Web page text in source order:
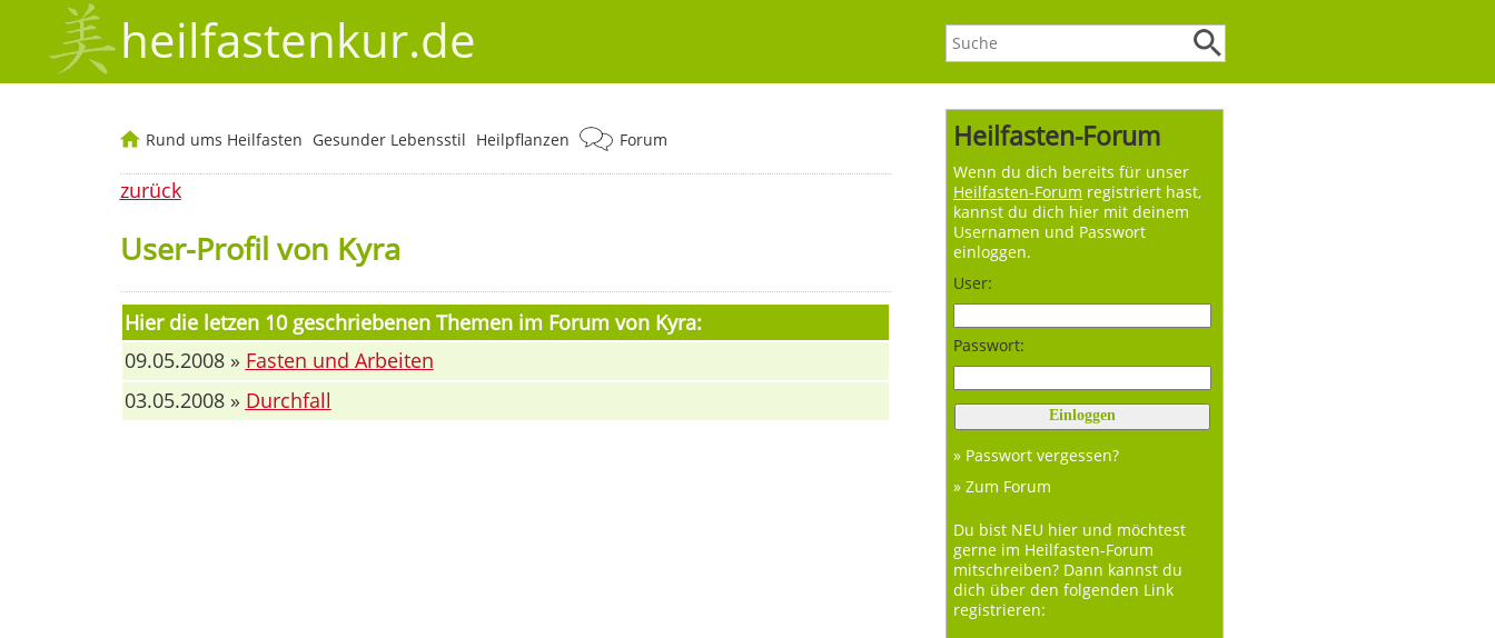
heilfastenkur.de
Heilfasten-Forum
Wenn du dich bereits für unser
Heilfasten-Forum registriert hast,
kannst du dich hier mit deinem
Usernamen und Passwort
einloggen.
User:
Passwort:
» Passwort vergessen?
» Zum Forum
Du bist NEU hier und möchtest
gerne im Heilfasten-Forum
mitschreiben? Dann kannst du
dich über den folgenden Link
registrieren:
Rund ums Heilfasten Gesunder Lebensstil Heilpflanzen Forum
zurück
User-Profil von Kyra
Hier die letzen 10 geschriebenen Themen im Forum von Kyra:
09.05.2008 » Fasten und Arbeiten
03.05.2008 » Durchfall